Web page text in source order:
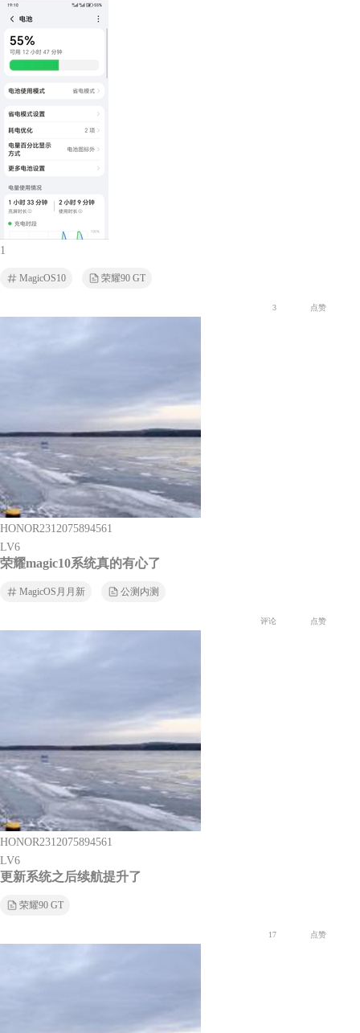
1
MagicOS10 荣耀90 GT
3 点赞
HONOR2312075894561
LV6
荣耀magic10系统真的有心了
MagicOS月月新 公测内测
评论 点赞
HONOR2312075894561
LV6
更新系统之后续航提升了
荣耀90 GT
17 点赞